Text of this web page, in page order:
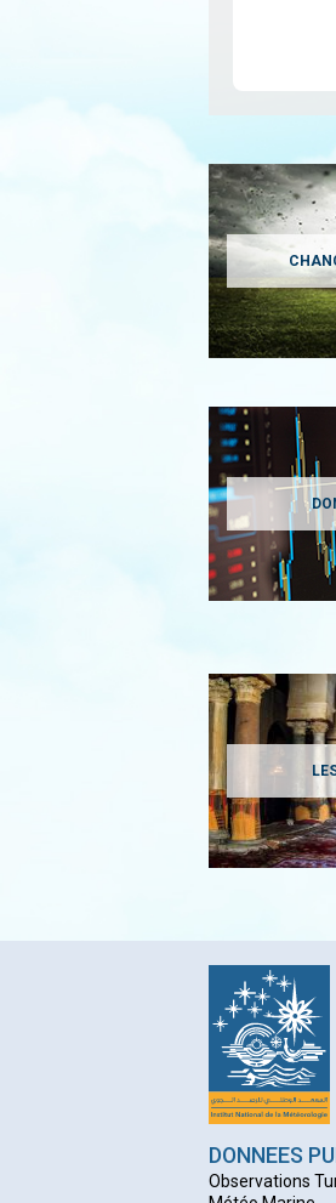
DONNEES
Observations